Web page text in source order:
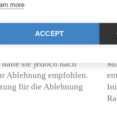
sie wie der
vom
Nationalrats (WAK-
Hornkuh-Initiative
sie jedoch nach
Ablehnung empfohlen.
für die Ablehnung
more
ACCEPT